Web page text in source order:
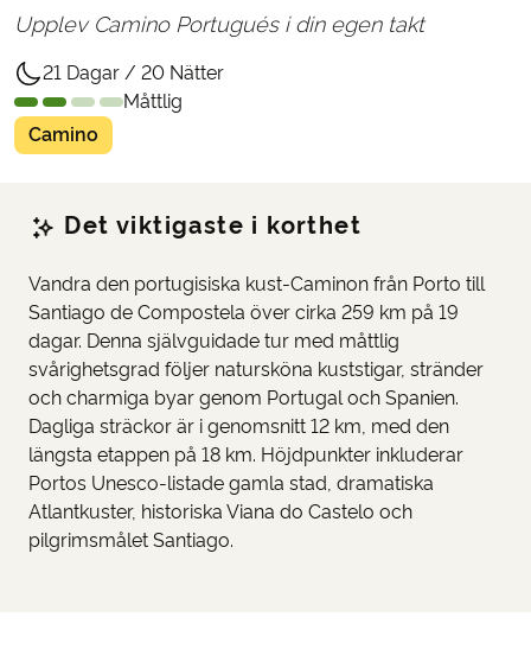
Upplev Camino Portugués i din egen takt
21 Dagar / 20 Nätter
Måttlig
Camino
Det viktigaste i korthet
Vandra den portugisiska kust-Caminon från Porto till
Santiago de Compostela över cirka 259 km på 19
dagar. Denna självguidade tur med måttlig
svårighetsgrad följer natursköna kuststigar, stränder
och charmiga byar genom Portugal och Spanien.
Dagliga sträckor är i genomsnitt 12 km, med den
längsta etappen på 18 km. Höjdpunkter inkluderar
Portos Unesco-listade gamla stad, dramatiska
Atlantkuster, historiska Viana do Castelo och
pilgrimsmålet Santiago.